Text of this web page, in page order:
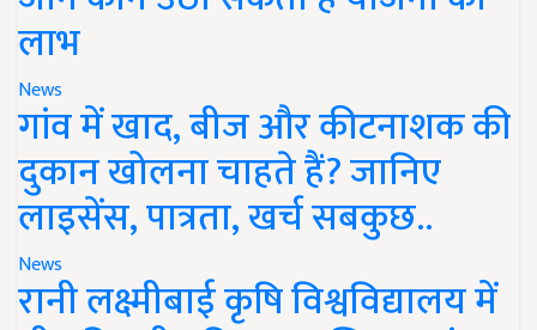
लाभ
News
गांव में खाद, बीज और कीटनाशक की
दुकान खोलना चाहते हैं? जानिए
लाइसेंस, पात्रता, खर्च सबकुछ..
News
रानी लक्ष्मीबाई कृषि विश्वविद्यालय में